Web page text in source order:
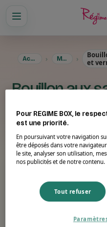
Accueil Menus
et
Bouillon aux
asiatiques et
Suggestion de présentation.
Pour REGIME BOX, le
est une priorité.
En poursuivant votre navigation
être déposés dans votre
le site, analyser son utilisation,
nos publicités et de notre contenu.
Tout refuser